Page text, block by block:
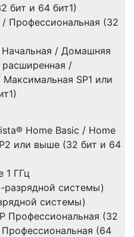
бит и 64 бит1)
Профессиональная (32
/ Домашняя
/
SP1 или
Home Basic / Home
или выше (32 бит и 64
1 ГГц
разрядной системы)
системы)
Профессиональная (32
(64